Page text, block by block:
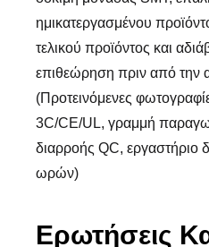
ημικατεργασμένου
τελικού προϊόντος και
επιθεώρηση πριν από την
(Προτεινόμενες
3C/CE/UL, γραμμή
διαρροής QC, εργαστήριο
ωρών)
Ερωτήσεις